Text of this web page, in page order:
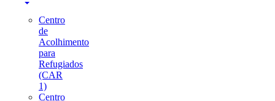
Centro
de
Acolhimento
para
Refugiados
(CAR
1)
Centro